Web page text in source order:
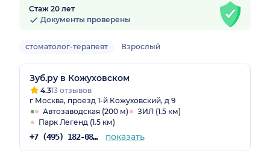
Стаж 20 лет
Документы проверены
стоматолог-терапевт Взрослый
Зуб.ру в Кожуховском
4.313 отзывов
г Москва, проезд 1-й Кожуховский, д 9
Автозаводская (200 м)
ЗИЛ (1.5 км)
Парк Легенд (1.5 км)
+7 (495) 182-08-75 показать